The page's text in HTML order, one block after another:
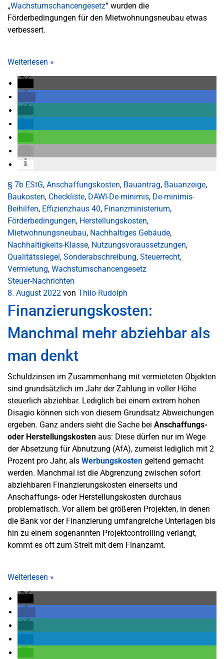
„Wachstumschancengesetz“ wurden die
Förderbedingungen für den Mietwohnungsneubau etwas
verbessert.
Weiterlesen »
§ 7b EStG, Anschaffungskosten, Bauantrag, Bauanzeige,
Baukosten, Checkliste, DAWI-De-minimis, De-minimis-
Beihilfen, Effizienzhaus 40, Finanzministerium,
Förderbedingungen, Herstellungskosten,
Mietwohnungsneubau, Nachhaltiges Gebäude,
Nachhaltigkeits-Klasse, Nutzungsvoraussetzungen,
Qualitätssiegel, Sonderabschreibung, Steuerrecht,
Vermietung, Wachstumschancengesetz
Steuer-Nachrichten
8. August 2022 von Thilo Rudolph
Finanzierungskosten:
Manchmal mehr abziehbar als
man denkt
Schuldzinsen im Zusammenhang mit vermieteten Objekten
sind grundsätzlich im Jahr der Zahlung in voller Höhe
steuerlich abziehbar. Lediglich bei einem extrem hohen
Disagio können sich von diesem Grundsatz Abweichungen
ergeben. Ganz anders sieht die Sache bei Anschaffungs-
oder Herstellungskosten aus: Diese dürfen nur im Wege
der Absetzung für Abnutzung (AfA), zumeist lediglich mit 2
Prozent pro Jahr, als Werbungskosten geltend gemacht
werden. Manchmal ist die Abgrenzung zwischen sofort
abziehbaren Finanzierungskosten einerseits und
Anschaffungs- oder Herstellungskosten durchaus
problematisch. Vor allem bei größeren Projekten, in denen
die Bank vor der Finanzierung umfangreiche Unterlagen bis
hin zu einem sogenannten Projektcontrolling verlangt,
kommt es oft zum Streit mit dem Finanzamt.
Weiterlesen »